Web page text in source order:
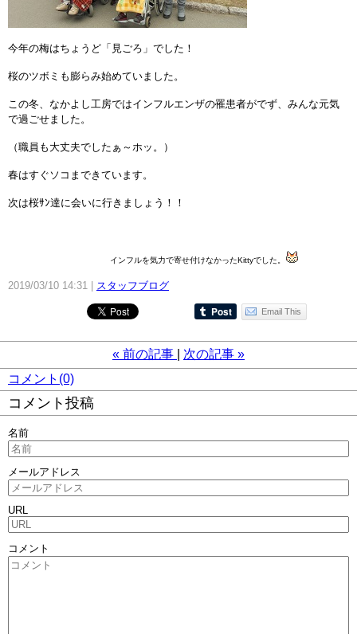
今年の梅はちょうど「見ごろ」でした！
桜のツボミも膨らみ始めていました。
この冬、なかよし工房ではインフルエンザの罹患者がでず、みんな元気
で過ごせました。
（職員も大丈夫でしたぁ～ホッ。）
春はすぐソコまできています。
次は桜ｻﾝ達に会いに行きましょう！！
インフルを気力で寄せ付けなかったKittyでした。
2019/03/10 14:31 スタッフブログ
Email This
« 前の記事 次の記事 »
コメント(0)
コメント投稿
名前
メールアドレス
URL
コメント